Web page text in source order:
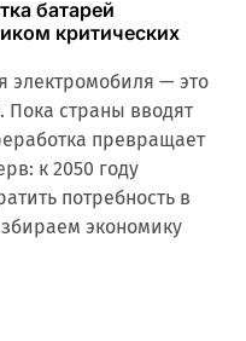
батарей
критических
электромобиля — это
страны вводят
превращает
к 2050 году
потребность в
экономику